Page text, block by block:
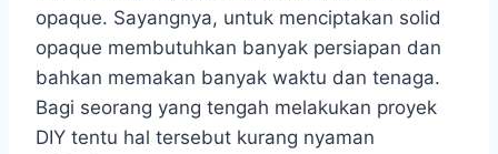
opaque. Sayangnya, untuk menciptakan solid
opaque membutuhkan banyak persiapan dan
bahkan memakan banyak waktu dan tenaga.
Bagi seorang yang tengah melakukan proyek
DIY tentu hal tersebut kurang nyaman